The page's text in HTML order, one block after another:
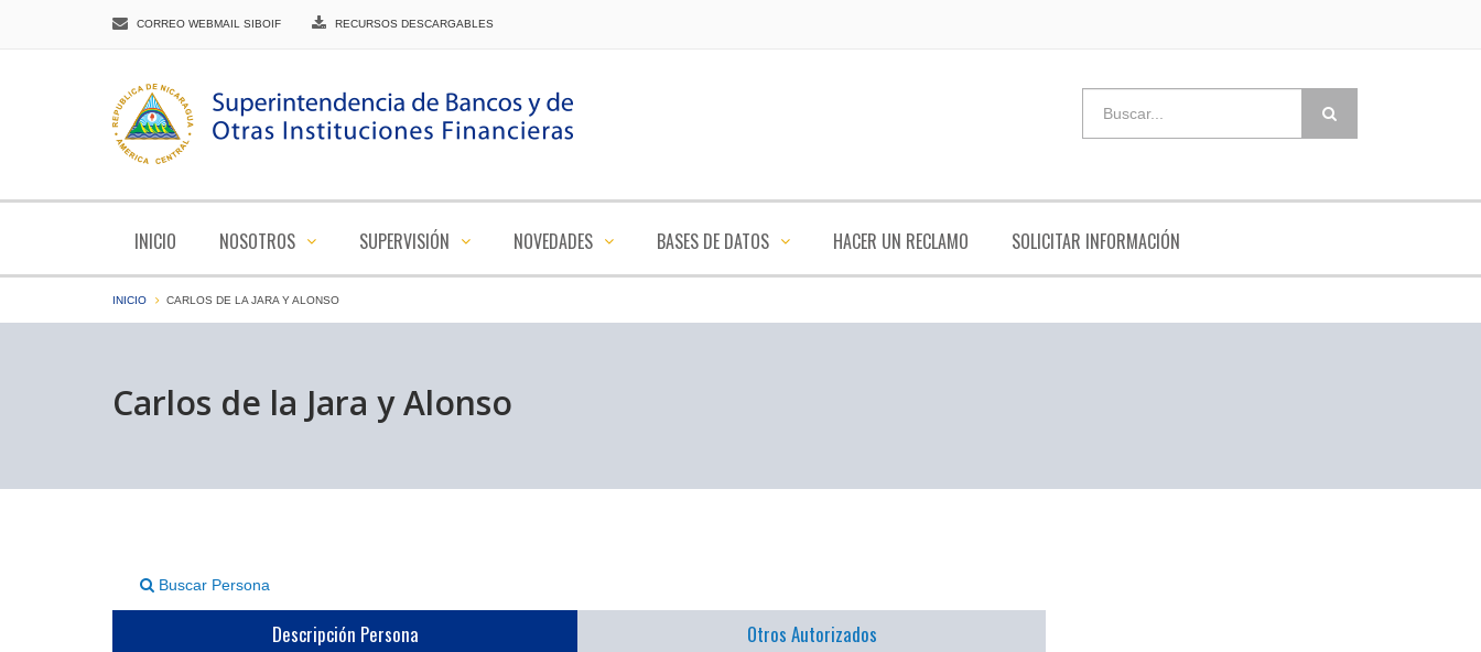
CORREO WEBMAIL SIBOIF RECURSOS DESCARGABLES
INICIO NOSOTROS SUPERVISIÓN NOVEDADES BASES DE DATOS HACER UN RECLAMO SOLICITAR INFORMACIÓN
INICIO CARLOS DE LA JARA Y ALONSO
Carlos de la Jara y Alonso
Buscar Persona
Descripción Persona Otros Autorizados